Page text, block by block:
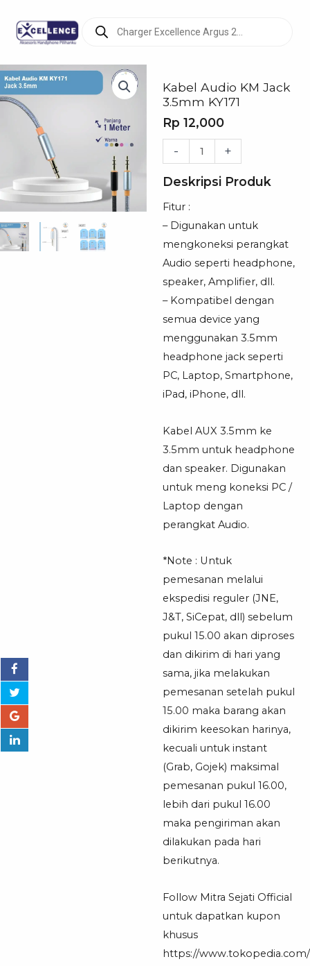
search
Kabel Audio KM Jack
3.5mm KY171
Rp 12,000
-
Kuantitas
Kabel
Audio
KM
Jack
3.5mm
KY171
+
Deskripsi Produk
Fitur :
– Digunakan untuk
mengkoneksi perangkat
Audio seperti headphone,
speaker, Amplifier, dll.
– Kompatibel dengan
semua device yang
menggunakan 3.5mm
headphone jack seperti
PC, Laptop, Smartphone,
iPad, iPhone, dll.
Kabel AUX 3.5mm ke
3.5mm untuk headphone
dan speaker. Digunakan
untuk meng koneksi PC /
Laptop dengan
perangkat Audio.
*Note : Untuk
pemesanan melalui
ekspedisi reguler (JNE,
J&T, SiCepat, dll) sebelum
pukul 15.00 akan diproses
dan dikirim di hari yang
sama, jika melakukan
pemesanan setelah pukul
15.00 maka barang akan
dikirim keesokan harinya,
kecuali untuk instant
(Grab, Gojek) maksimal
pemesanan pukul 16.00,
lebih dari pukul 16.00
maka pengiriman akan
dilakukan pada hari
berikutnya.
Follow Mitra Sejati Official
untuk dapatkan kupon
khusus
https://